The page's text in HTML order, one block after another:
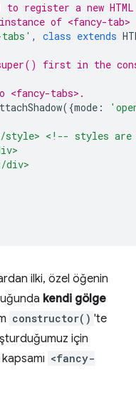
to register a new
of <fancy-
, class extends
first in the
<fancy-tabs>.
({mode :
<!-- styles
div>
ilki, özel öğenin
kendi gölge
constructor() 'te
için
<fancy-